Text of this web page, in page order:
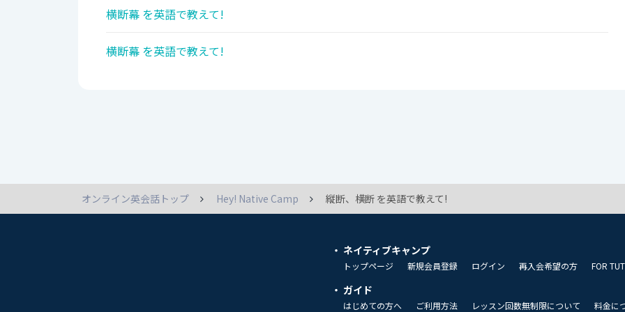
横断幕 を英語で教えて!
横断幕 を英語で教えて!
オンライン英会話トップ Hey! Native Camp 縦断、横断 を英語で教えて!
ネイティブキャンプ
トップページ 新規会員登録 ログイン 再入会希望の方 FOR
ガイド
はじめての方へ ご利用方法 レッスン回数無制限について 料金に